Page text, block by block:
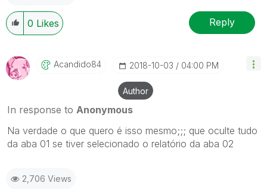
0 Likes Reply
Acandido84 ‎2018-10-03 04:00 PM
Author
In response to Anonymous
Na verdade o que quero é isso mesmo;;; que oculte tudo
da aba 01 se tiver selecionado o relatório da aba 02
2,706 Views